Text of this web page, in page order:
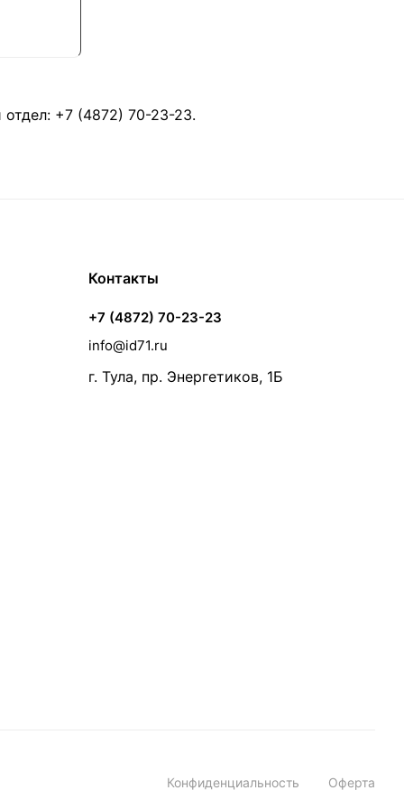
отдел: +7 (4872) 70-23-23.
Контакты
+7 (4872) 70-23-23
info@id71.ru
г. Тула, пр. Энергетиков, 1Б
Конфиденциальность Оферта